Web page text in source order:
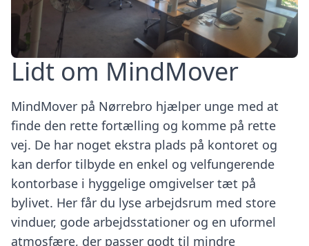
Lidt om MindMover
MindMover på Nørrebro hjælper unge med at
finde den rette fortælling og komme på rette
vej. De har noget ekstra plads på kontoret og
kan derfor tilbyde en enkel og velfungerende
kontorbase i hyggelige omgivelser tæt på
bylivet. Her får du lyse arbejdsrum med store
vinduer, gode arbejdsstationer og en uformel
atmosfære, der passer godt til mindre